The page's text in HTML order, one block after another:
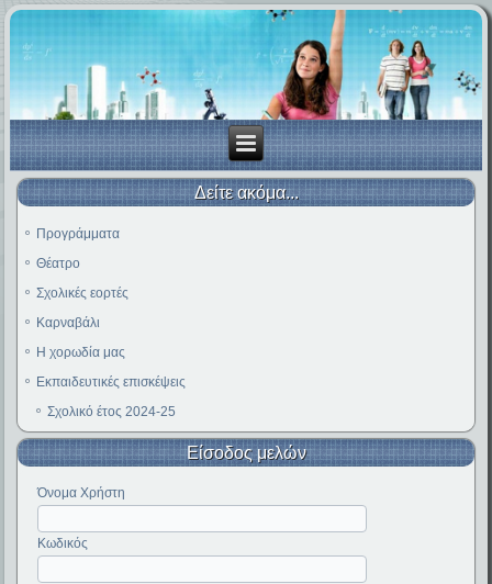
Δείτε ακόμα...
Προγράμματα
Θέατρο
Σχολικές εορτές
Καρναβάλι
Η χορωδία μας
Εκπαιδευτικές επισκέψεις
Σχολικό έτος 2024-25
Είσοδος μελών
Όνομα Χρήστη
Κωδικός